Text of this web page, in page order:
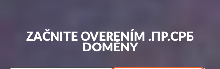
ZAČNITE OVERENÍM .ПР.СРБ
DOMÉNY